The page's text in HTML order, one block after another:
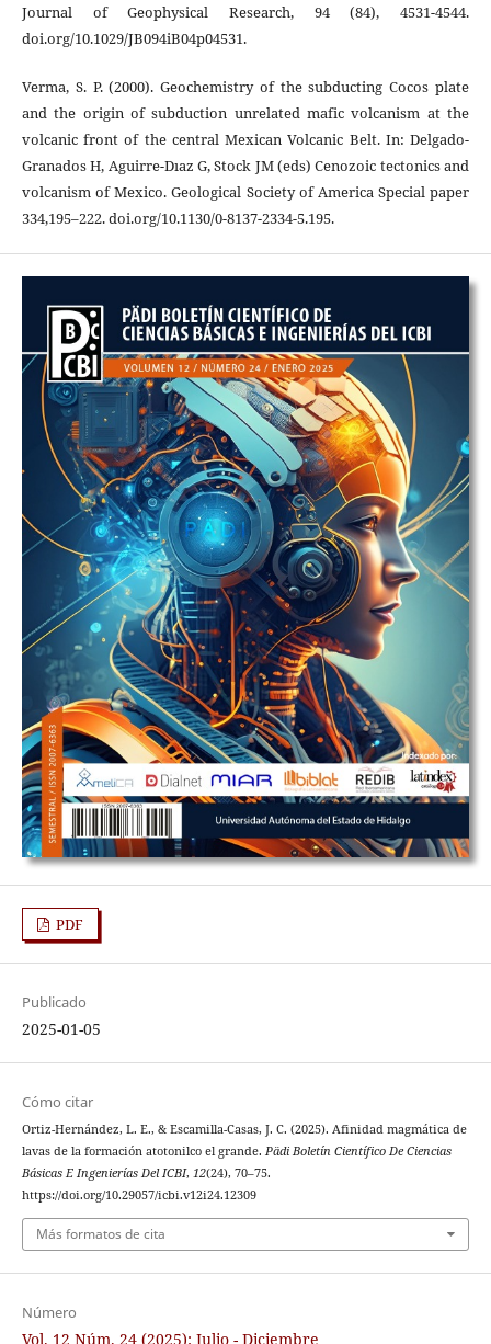
Journal of Geophysical Research, 94 (84), 4531-4544.
doi.org/10.1029/JB094iB04p04531.
Verma, S. P. (2000). Geochemistry of the subducting Cocos plate
and the origin of subduction unrelated mafic volcanism at the
volcanic front of the central Mexican Volcanic Belt. In: Delgado-
Granados H, Aguirre-Dıaz G, Stock JM (eds) Cenozoic tectonics and
volcanism of Mexico. Geological Society of America Special paper
334,195–222. doi.org/10.1130/0-8137-2334-5.195.
PDF
Publicado
2025-01-05
Cómo citar
Ortiz-Hernández, L. E., & Escamilla-Casas, J. C. (2025). Afinidad magmática de
lavas de la formación atotonilco el grande. Pädi Boletín Científico De Ciencias
Básicas E Ingenierías Del ICBI, 12(24), 70–75.
https://doi.org/10.29057/icbi.v12i24.12309
Más formatos de cita
Número
Vol. 12 Núm. 24 (2025): Julio - Diciembre